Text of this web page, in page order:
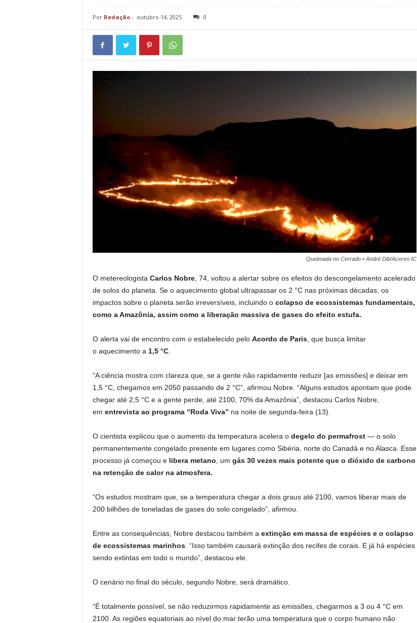
Por Redação- outubro 14, 2025 0
Queimada no Cerrado • André Dib/Acervo IC
O metereologista Carlos Nobre, 74, voltou a alertar sobre os efeitos do descongelamento acelerado
de solos do planeta. Se o aquecimento global ultrapassar os 2 °C nas próximas décadas, os
impactos sobre o planeta serão irreversíveis, incluindo o colapso de ecossistemas fundamentais,
como a Amazônia, assim como a liberação massiva de gases do efeito estufa.
O alerta vai de encontro com o estabelecido peloAcordo de Paris, que busca limitar
o aquecimento a 1,5 °C.
“A ciência mostra com clareza que, se a gente não rapidamente reduzir [as emissões] e deixar em
1,5 °C, chegamos em 2050 passando de 2 °C”, afirmou Nobre. “Alguns estudos apontam que pode
chegar até 2,5 °C e a gente perde, até 2100, 70% da Amazônia”, destacou Carlos Nobre,
em entrevista ao programa “Roda Viva” na noite de segunda-feira (13).
O cientista explicou que o aumento da temperatura acelera odegelo do permafrost— o solo
permanentemente congelado presente em lugares como Sibéria, norte do Canadá e no Alasca. Esse
processo já começou elibera metano , um gás 30 vezes mais potente que o dióxido de carbono
na retenção de calor na atmosfera.
“Os estudos mostram que, se a temperatura chegar a dois graus até 2100, vamos liberar mais de
200 bilhões de toneladas de gases do solo congelado”, afirmou.
Entre as consequências, Nobre destacou também a extinção em massa de espécies e o colapso
de ecossistemas marinhos. “Isso também causará extinção dos recifes de corais. E já há espécies
sendo extintas em todo o mundo”, destacou ele.
O cenário no final do século, segundo Nobre, será dramático.
“É totalmente possível, se não reduzirmos rapidamente as emissões, chegarmos a 3 ou 4 °C em
2100. As regiões equatoriais ao nível do mar terão uma temperatura que o corpo humano não